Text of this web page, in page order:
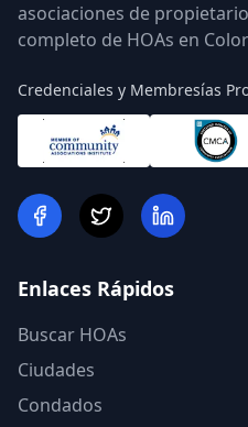
asociaciones de
completo de HOAs en
Credenciales y Membresías
Enlaces Rápidos
Buscar HOAs
Ciudades
Condados